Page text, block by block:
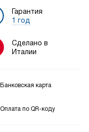
Гарантия
1 год
Сделано в
Италии
Банковская карта
Оплата по QR-коду